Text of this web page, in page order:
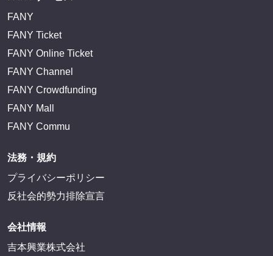
FANY
FANY Ticket
FANY Online Ticket
FANY Channel
FANY Crowdfunding
FANY Mall
FANY Commu
法務・規約
プライバシーポリシー
反社会的勢力排除宣言
会社情報
吉本興業株式会社